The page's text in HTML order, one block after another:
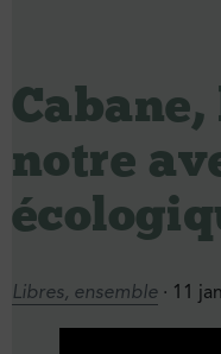
notre
Libres, ensemble · 11